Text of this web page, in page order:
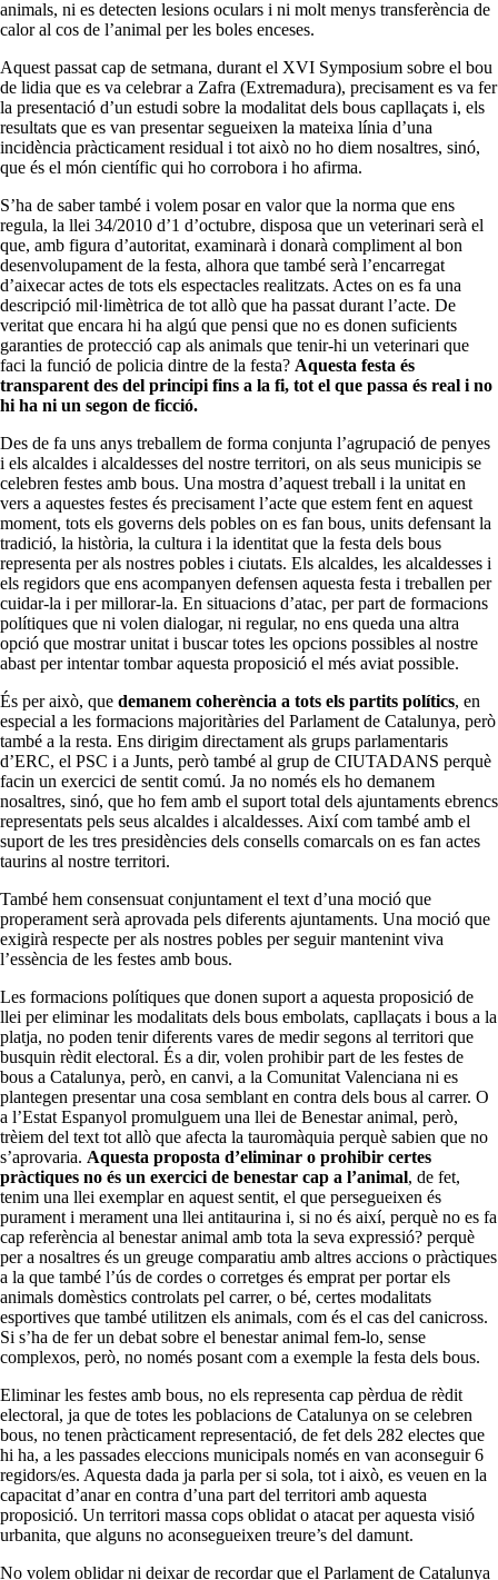
animals, ni es detecten lesions oculars i ni molt menys transferència de
calor al cos de l’animal per les boles enceses.
Aquest passat cap de setmana, durant el XVI Symposium sobre el bou
de lidia que es va celebrar a Zafra (Extremadura), precisament es va fer
la presentació d’un estudi sobre la modalitat dels bous capllaçats i, els
resultats que es van presentar segueixen la mateixa línia d’una
incidència pràcticament residual i tot això no ho diem nosaltres, sinó,
que és el món científic qui ho corrobora i ho afirma.
S’ha de saber també i volem posar en valor que la norma que ens
regula, la llei 34/2010 d’1 d’octubre, disposa que un veterinari serà el
que, amb figura d’autoritat, examinarà i donarà compliment al bon
desenvolupament de la festa, alhora que també serà l’encarregat
d’aixecar actes de tots els espectacles realitzats. Actes on es fa una
descripció mil·limètrica de tot allò que ha passat durant l’acte. De
veritat que encara hi ha algú que pensi que no es donen suficients
garanties de protecció cap als animals que tenir-hi un veterinari que
faci la funció de policia dintre de la festa? Aquesta festa és
transparent des del principi fins a la fi, tot el que passa és real i no
hi ha ni un segon de ficció.
Des de fa uns anys treballem de forma conjunta l’agrupació de penyes
i els alcaldes i alcaldesses del nostre territori, on als seus municipis se
celebren festes amb bous. Una mostra d’aquest treball i la unitat en
vers a aquestes festes és precisament l’acte que estem fent en aquest
moment, tots els governs dels pobles on es fan bous, units defensant la
tradició, la història, la cultura i la identitat que la festa dels bous
representa per als nostres pobles i ciutats. Els alcaldes, les alcaldesses i
els regidors que ens acompanyen defensen aquesta festa i treballen per
cuidar-la i per millorar-la. En situacions d’atac, per part de formacions
polítiques que ni volen dialogar, ni regular, no ens queda una altra
opció que mostrar unitat i buscar totes les opcions possibles al nostre
abast per intentar tombar aquesta proposició el més aviat possible.
És per això, que demanem coherència a tots els partits polítics, en
especial a les formacions majoritàries del Parlament de Catalunya, però
també a la resta. Ens dirigim directament als grups parlamentaris
d’ERC, el PSC i a Junts, però també al grup de CIUTADANS perquè
facin un exercici de sentit comú. Ja no només els ho demanem
nosaltres, sinó, que ho fem amb el suport total dels ajuntaments ebrencs
representats pels seus alcaldes i alcaldesses. Així com també amb el
suport de les tres presidències dels consells comarcals on es fan actes
taurins al nostre territori.
També hem consensuat conjuntament el text d’una moció que
properament serà aprovada pels diferents ajuntaments. Una moció que
exigirà respecte per als nostres pobles per seguir mantenint viva
l’essència de les festes amb bous.
Les formacions polítiques que donen suport a aquesta proposició de
llei per eliminar les modalitats dels bous embolats, capllaçats i bous a la
platja, no poden tenir diferents vares de medir segons al territori que
busquin rèdit electoral. És a dir, volen prohibir part de les festes de
bous a Catalunya, però, en canvi, a la Comunitat Valenciana ni es
plantegen presentar una cosa semblant en contra dels bous al carrer. O
a l’Estat Espanyol promulguem una llei de Benestar animal, però,
trèiem del text tot allò que afecta la tauromàquia perquè sabien que no
s’aprovaria. Aquesta proposta d’eliminar o prohibir certes
pràctiques no és un exercici de benestar cap a l’animal, de fet,
tenim una llei exemplar en aquest sentit, el que persegueixen és
purament i merament una llei antitaurina i, si no és així, perquè no es fa
cap referència al benestar animal amb tota la seva expressió? perquè
per a nosaltres és un greuge comparatiu amb altres accions o pràctiques
a la que també l’ús de cordes o corretges és emprat per portar els
animals domèstics controlats pel carrer, o bé, certes modalitats
esportives que també utilitzen els animals, com és el cas del canicross.
Si s’ha de fer un debat sobre el benestar animal fem-lo, sense
complexos, però, no només posant com a exemple la festa dels bous.
Eliminar les festes amb bous, no els representa cap pèrdua de rèdit
electoral, ja que de totes les poblacions de Catalunya on se celebren
bous, no tenen pràcticament representació, de fet dels 282 electes que
hi ha, a les passades eleccions municipals només en van aconseguir 6
regidors/es. Aquesta dada ja parla per si sola, tot i això, es veuen en la
capacitat d’anar en contra d’una part del territori amb aquesta
proposició. Un territori massa cops oblidat o atacat per aquesta visió
urbanita, que alguns no aconsegueixen treure’s del damunt.
No volem oblidar ni deixar de recordar que el Parlament de Catalunya